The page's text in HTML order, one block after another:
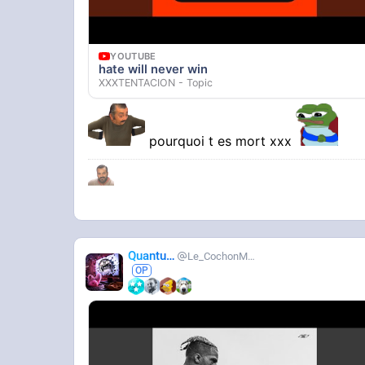
YOUTUBE
hate will never win
XXXTENTACION - Topic
pourquoi t es mort xxx
Quantum Le_CochonMuslim